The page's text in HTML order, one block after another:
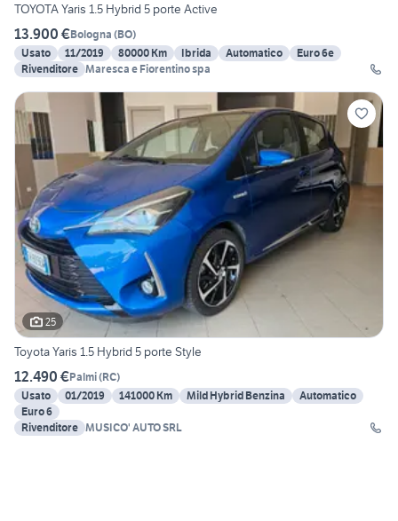
TOYOTA Yaris 1.5 Hybrid 5 porte Active
13.900 €Bologna (BO)
Usato
11/2019 80000 Km Ibrida Automatico
Euro 6e
Rivenditore Maresca e Fiorentino spa
25
Toyota Yaris 1.5 Hybrid 5 porte Style
12.490 €Palmi(RC)
Usato
01/2019 141000 Km Mild Hybrid Benzina
Automatico
Euro 6
Rivenditore MUSICO' AUTO SRL